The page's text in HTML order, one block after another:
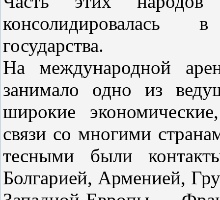
консолидировалась
государства.
На международной
занимало одно из
широкие
связи со многими
тесными были
Болгарией, Арменией,